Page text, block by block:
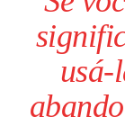
usá-